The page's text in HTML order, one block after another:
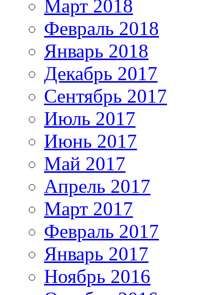
Март 2018
Февраль 2018
Январь 2018
Декабрь 2017
Сентябрь 2017
Июль 2017
Июнь 2017
Май 2017
Апрель 2017
Март 2017
Февраль 2017
Январь 2017
Ноябрь 2016